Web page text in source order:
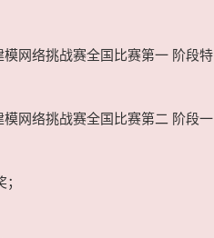
网络挑战赛全国比赛第一 阶段特
网络挑战赛全国比赛第二 阶段一